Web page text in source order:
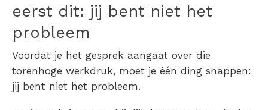
eerst dit: jij bent niet het
probleem
Voordat je het gesprek aangaat over die
torenhoge werkdruk, moet je één ding snappen:
jij bent niet het probleem.